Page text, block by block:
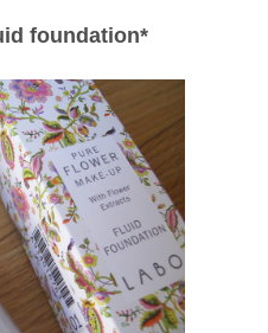
foundation*